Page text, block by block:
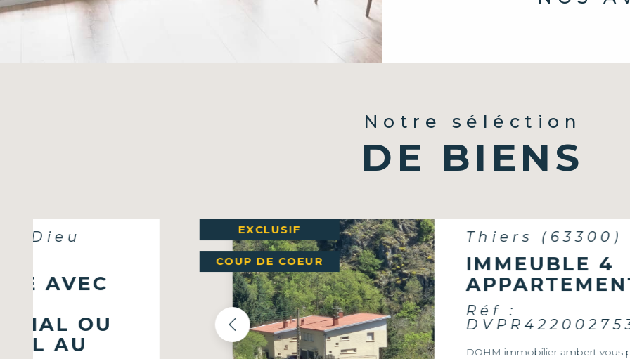
Notre séléction
DE BIENS
vous propose
PRIX EN BAISSE
Saint-Pierre-du-
Champ (43810)
MAISON DE
BOURG AVEC
TERRAIN
ATTENANT